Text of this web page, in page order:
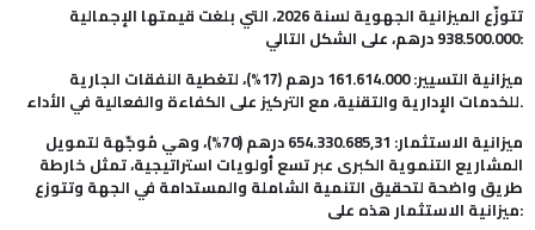
تتوزّع الميزانية الجهوية لسنة 2026، التي بلغت قيمتها الإجمالية
938.500.000 درهم، على الشكل التالي:
ميزانية التسيير: 161.614.000 درهم (17%)، لتغطية النفقات الجارية
للخدمات الإدارية والتقنية، مع التركيز على الكفاءة والفعالية في الأداء.
ميزانية الاستثمار: 654.330.685,31 درهم (70%)، وهي مُوجّهة لتمويل
المشاريع التنموية الكبرى عبر تسع أولويات استراتيجية، تمثل خارطة
طريق واضحة لتحقيق التنمية الشاملة والمستدامة في الجهة وتتوزع
ميزانية الاستثمار هذه على: